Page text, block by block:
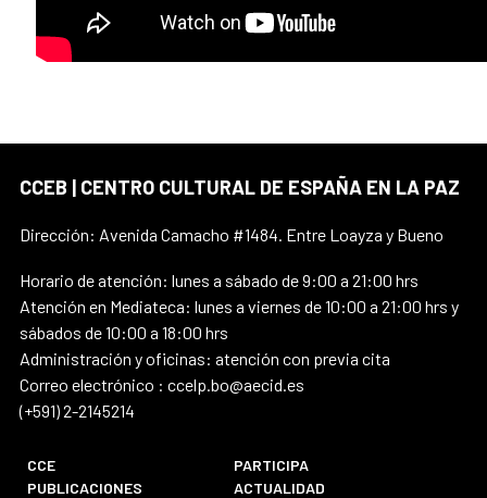
CCEB | CENTRO CULTURAL DE ESPAÑA EN LA PAZ
Dirección: Avenida Camacho #1484. Entre Loayza y Bueno
Horario de atención: lunes a sábado de 9:00 a 21:00 hrs
Atención en Mediateca: lunes a viernes de 10:00 a 21:00 hrs y
sábados de 10:00 a 18:00 hrs
Administración y oficinas: atención con previa cita
Correo electrónico : ccelp.bo@aecid.es
(+591) 2-2145214
CCE
PARTICIPA
PUBLICACIONES
ACTUALIDAD